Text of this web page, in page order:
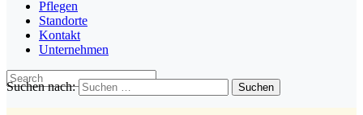
Pflegen
Standorte
Kontakt
Unternehmen
Suchen nach: